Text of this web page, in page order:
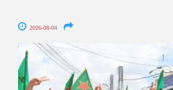
2026-08-04